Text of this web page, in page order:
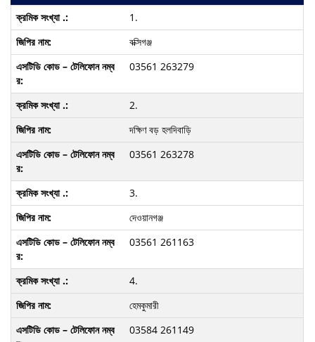
1.
বক্সিগঞ্জ
03561 263279
2.
দক্ষিণ বড় হলদিবাড়ি
03561 263278
3.
দেওয়ানগঞ্জ
03561 261163
4.
হেমকুমারী
03584 261149